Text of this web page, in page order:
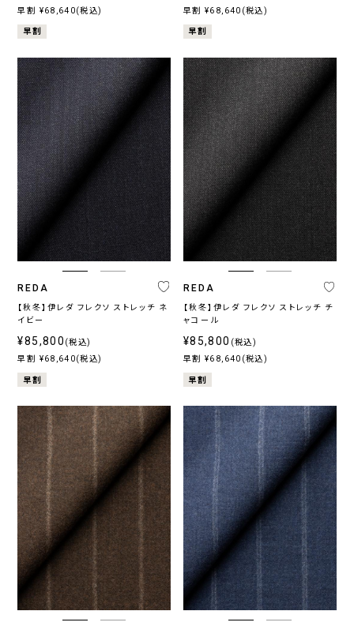
無
地
柄
無
ス
ト
イ
プ
チ
ェ
ク
小
紋,
イ
ズ
リ
ー
そ
の
早割 ¥68,640(税込)
早割
早割 ¥68,640(税込)
早割
REDA
【秋冬】伊レダ フレクソ ストレッチ ネ
イビー
¥85,800 (税込)
早割 ¥68,640(税込)
早割
REDA
【秋冬】伊レダ フレクソ ストレッチ チ
ャコール
¥85,800 (税込)
早割 ¥68,640(税込)
早割